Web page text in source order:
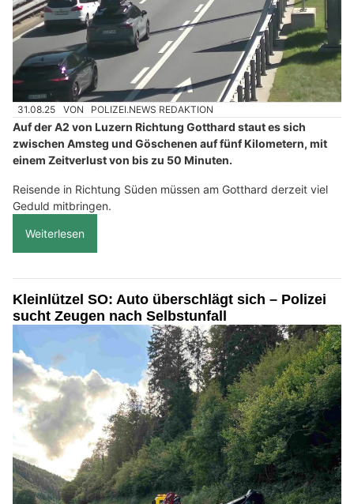
31.08.25 VON POLIZEI.NEWS REDAKTION
Auf der A2 von Luzern Richtung Gotthard staut es sich
zwischen Amsteg und Göschenen auf fünf Kilometern, mit
einem Zeitverlust von bis zu 50 Minuten.
Reisende in Richtung Süden müssen am Gotthard derzeit viel
Geduld mitbringen.
Weiterlesen
Kleinlützel SO: Auto überschlägt sich – Polizei
sucht Zeugen nach Selbstunfall